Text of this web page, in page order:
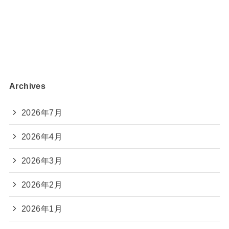
Archives
2026年7月
2026年4月
2026年3月
2026年2月
2026年1月